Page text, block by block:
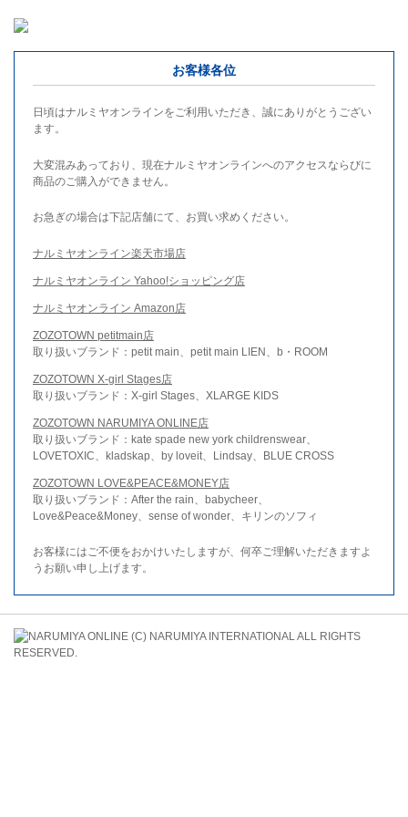
お客様各位
日頃はナルミヤオンラインをご利用いただき、誠にありがとうござい
ます。
大変混みあっており、現在ナルミヤオンラインへのアクセスならびに
商品のご購入ができません。
お急ぎの場合は下記店舗にて、お買い求めください。
ナルミヤオンライン楽天市場店
ナルミヤオンライン Yahoo!ショッピング店
ナルミヤオンライン Amazon店
ZOZOTOWN petitmain店
取り扱いブランド：petit main、petit main LIEN、b・ROOM
ZOZOTOWN X-girl Stages店
取り扱いブランド：X-girl Stages、XLARGE KIDS
ZOZOTOWN NARUMIYA ONLINE店
取り扱いブランド：kate spade new york childrenswear、
LOVETOXIC、kladskap、by loveit、Lindsay、BLUE CROSS
ZOZOTOWN LOVE&PEACE&MONEY店
取り扱いブランド：After the rain、babycheer、
Love&Peace&Money、sense of wonder、キリンのソフィ
お客様にはご不便をおかけいたしますが、何卒ご理解いただきますよ
うお願い申し上げます。